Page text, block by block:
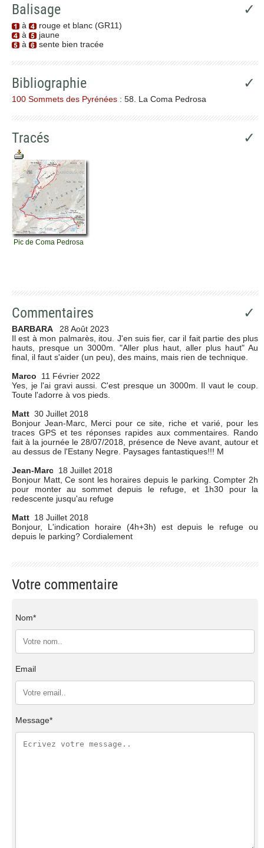
Balisage ✓
à
rouge et blanc (GR11)
à
jaune
à
sente bien tracée
Bibliographie ✓
100 Sommets des Pyrénées : 58. La Coma Pedrosa
Tracés ✓
Pic de Coma Pedrosa
Commentaires ✓
BARBARA
28 Août 2023
Il est à mon palmarès, itou. J'en suis fier, car il fait partie des plus
hauts, presque un 3000m. "Aller plus haut, aller plus haut" Au
final, il faut s'aider (un peu), des mains, mais rien de technique.
Marco
11 Février 2022
Yes, je l'ai gravi aussi. C'est presque un 3000m. Il vaut le coup.
Toute l'adorre à vos pieds.
Matt 30 Juillet 2018
Bonjour Jean-Marc, Merci pour ce site, riche et varié, pour les
traces GPS et tes réponses rapides aux commentaires. Rando
fait à la journée le 28/07/2018, présence de Neve avant, autour et
au dessus de l'Estany Negre. Paysages fantastiques!!! M
Jean-Marc 18 Juillet 2018
Bonjour Matt, Ce sont les horaires depuis le parking. Compter 2h
pour monter au sommet depuis le refuge, et 1h30 pour la
redescente jusqu'au refuge
Matt 18 Juillet 2018
Bonjour, L'indication horaire (4h+3h) est depuis le refuge ou
depuis le parking? Cordialement
Votre commentaire
Nom*
Email
Message*